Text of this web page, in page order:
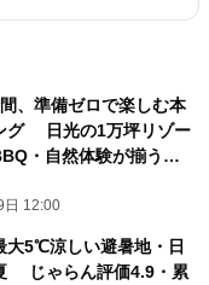
、準備ゼロで楽しむ本
グ 日光の1万坪リゾー
・自然体験が揃う
ピング2026」夏休み予
日 12:00
大5℃涼しい避暑地・日
じゃらん評価4.9・累